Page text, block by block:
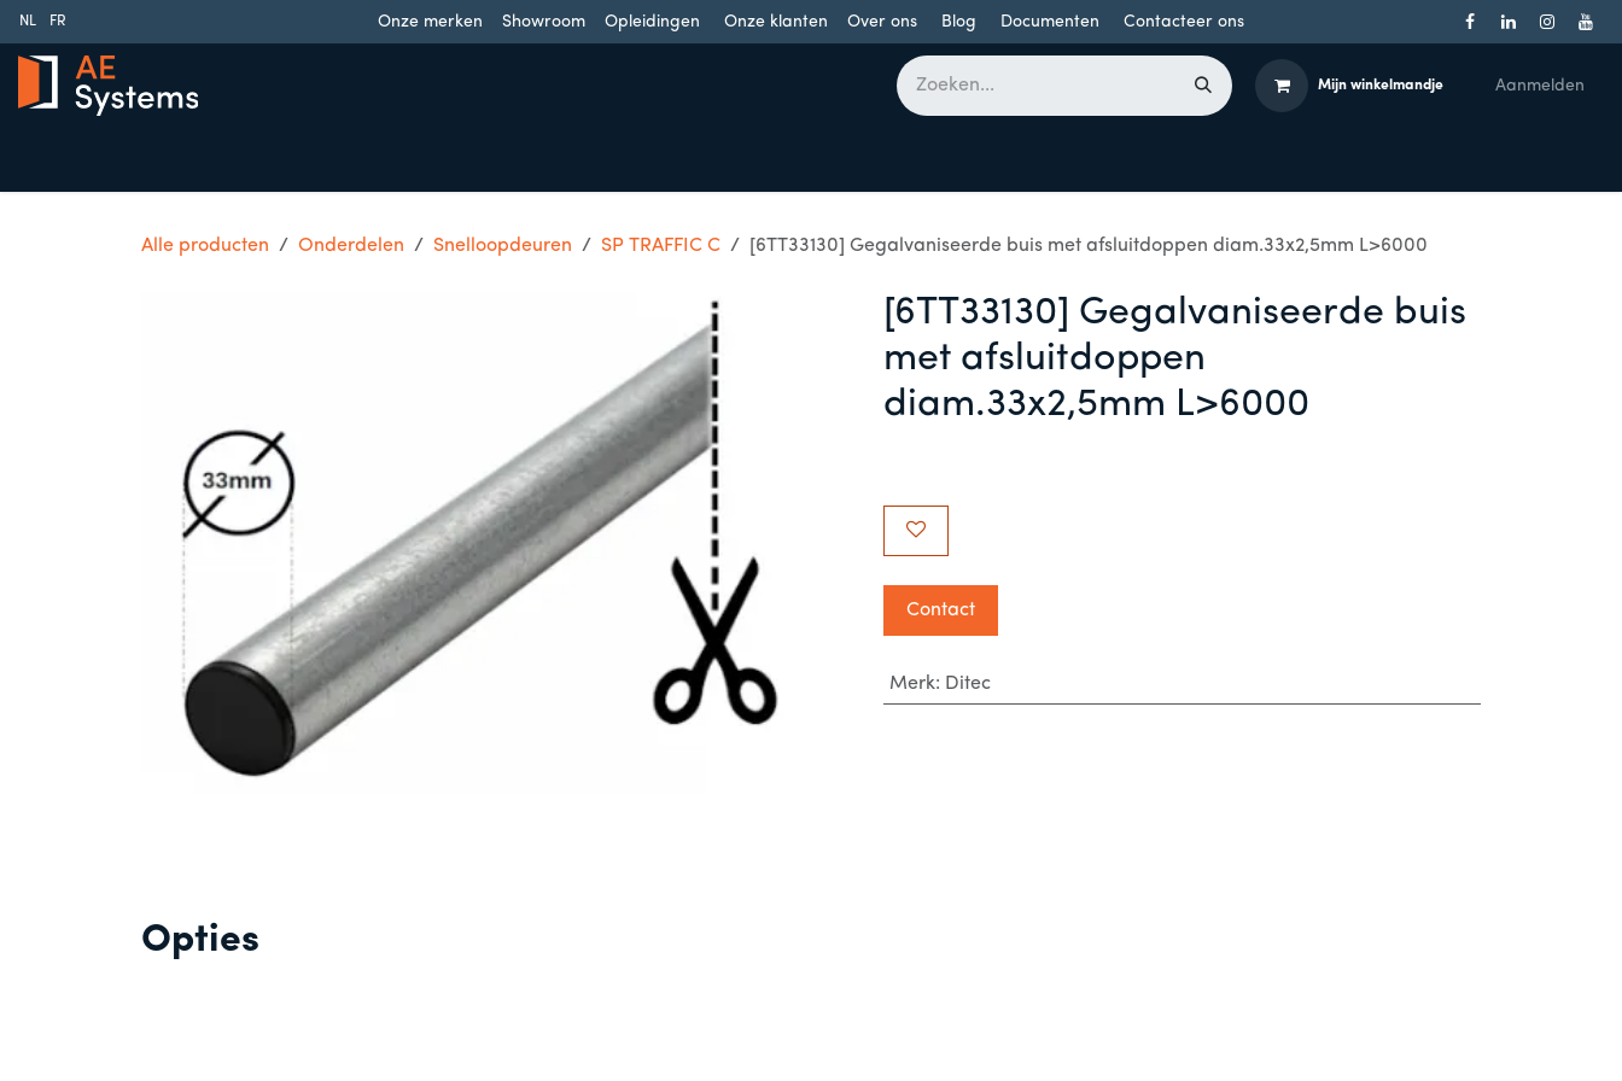
Overslaan naar inhoud
NL FR Onze merken Showroom Opleidingen Onze klanten Over ons Blog Documenten Contacteer ons
Mijn winkelmandje Aanmelden
Alle producten Onderdelen Snelloopdeuren SP TRAFFIC C [6TT33130] Gegalvaniseerde buis met afsluitdoppen diam.33x2,5mm L>6000
[6TT33130] Gegalvaniseerde buis
met afsluitdoppen
diam.33x2,5mm L>6000
Contact
Merk: Ditec
Opties